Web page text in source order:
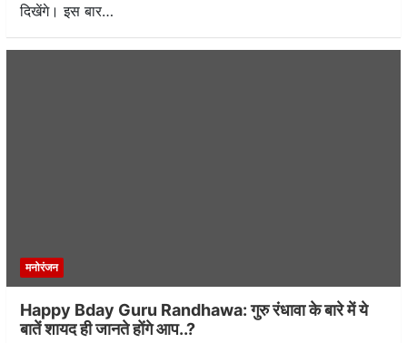
दिखेंगे। इस बार…
मनोरंजन
Happy Bday Guru Randhawa: गुरु रंधावा के बारे में ये
बातें शायद ही जानते होंगे आप..?